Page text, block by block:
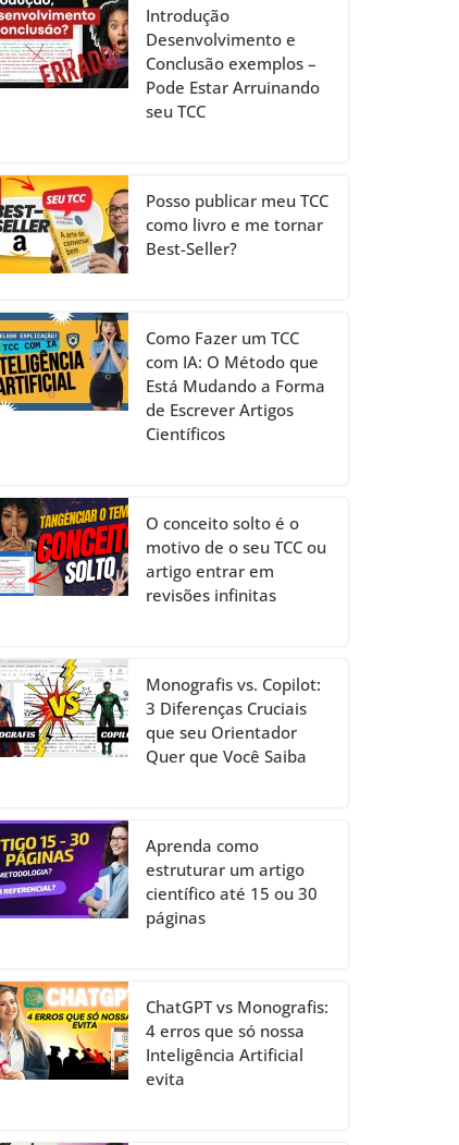
a
n
n
el
Introdução
Desenvolvimento e
Conclusão exemplos –
Pode Estar Arruinando
seu TCC
Posso publicar meu TCC
como livro e me tornar
Best-Seller?
Como Fazer um TCC
com IA: O Método que
Está Mudando a Forma
de Escrever Artigos
Científicos
O conceito solto é o
motivo de o seu TCC ou
artigo entrar em
revisões infinitas
Monografis vs. Copilot:
3 Diferenças Cruciais
que seu Orientador
Quer que Você Saiba
Aprenda como
estruturar um artigo
científico até 15 ou 30
páginas
ChatGPT vs Monografis:
4 erros que só nossa
Inteligência Artificial
evita